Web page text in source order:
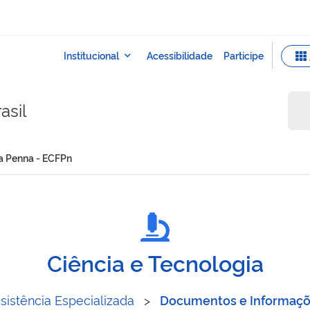
Penna - ECFPn
Ciência e Tecnologia
Especializada > Documentos e